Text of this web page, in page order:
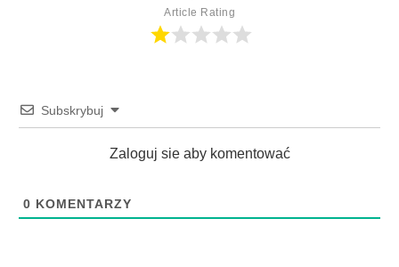
Article Rating
Subskrybuj
Zaloguj sie aby komentować
0 KOMENTARZY